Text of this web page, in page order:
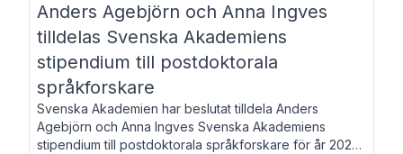
Anders Agebjörn och Anna Ingves
tilldelas Svenska Akademiens
stipendium till postdoktorala
språkforskare
Svenska Akademien har beslutat tilldela Anders
Agebjörn och Anna Ingves Svenska Akademiens
stipendium till postdoktorala språkforskare för år 2026.